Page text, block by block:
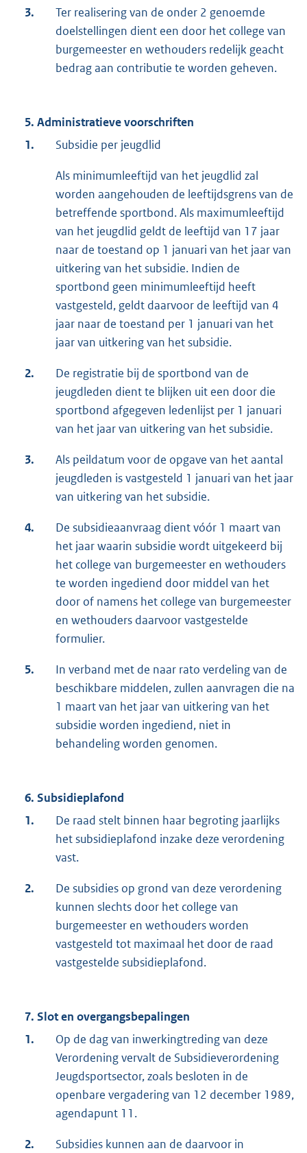
3.
Ter realisering van de onder 2 genoemde
doelstellingen dient een door het college van
burgemeester en wethouders redelijk geacht
bedrag aan contributie te worden geheven.
5. Administratieve voorschriften
1.
Subsidie per jeugdlid
Als minimumleeftijd van het jeugdlid zal
worden aangehouden de leeftijdsgrens van de
betreffende sportbond. Als maximumleeftijd
van het jeugdlid geldt de leeftijd van 17 jaar
naar de toestand op 1 januari van het jaar van
uitkering van het subsidie. Indien de
sportbond geen minimumleeftijd heeft
vastgesteld, geldt daarvoor de leeftijd van 4
jaar naar de toestand per 1 januari van het
jaar van uitkering van het subsidie.
2.
De registratie bij de sportbond van de
jeugdleden dient te blijken uit een door die
sportbond afgegeven ledenlijst per 1 januari
van het jaar van uitkering van het subsidie.
3.
Als peildatum voor de opgave van het aantal
jeugdleden is vastgesteld 1 januari van het jaar
van uitkering van het subsidie.
4.
De subsidieaanvraag dient vóór 1 maart van
het jaar waarin subsidie wordt uitgekeerd bij
het college van burgemeester en wethouders
te worden ingediend door middel van het
door of namens het college van burgemeester
en wethouders daarvoor vastgestelde
formulier.
5.
In verband met de naar rato verdeling van de
beschikbare middelen, zullen aanvragen die na
1 maart van het jaar van uitkering van het
subsidie worden ingediend, niet in
behandeling worden genomen.
6. Subsidieplafond
1.
De raad stelt binnen haar begroting jaarlijks
het subsidieplafond inzake deze verordening
vast.
2.
De subsidies op grond van deze verordening
kunnen slechts door het college van
burgemeester en wethouders worden
vastgesteld tot maximaal het door de raad
vastgestelde subsidieplafond.
7. Slot en overgangsbepalingen
1.
Op de dag van inwerkingtreding van deze
Verordening vervalt de Subsidieverordening
Jeugdsportsector, zoals besloten in de
openbare vergadering van 12 december 1989,
agendapunt 11.
2.
Subsidies kunnen aan de daarvoor in